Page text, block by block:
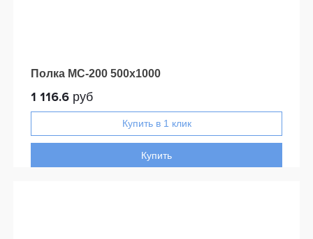
Полка МС-200 500x1000
1 116.6 руб
Купить